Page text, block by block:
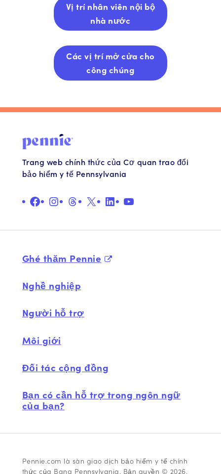
Vị trí nhân viên nội bộ
nhà nước
Các vị trí mở cửa cho
công chúng
Trang web chính thức của Cơ quan trao đổi
bảo hiểm y tế Pennsylvania
QUẢNG CÁO
Ảnh minh họa
Chủ đề
X Liên kếtYouTube
Ghé thăm Pennie
Nghề nghiệp
Người hỗ trợ
Môi giới
Đối tác cộng đồng
Bạn có cần hỗ trợ trong ngôn ngữ
của bạn?
Pennie.com là sàn giao dịch bảo hiểm y tế chính
thức của Bang Pennsylvania. Bản quyền © 2026.